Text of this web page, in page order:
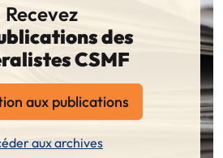
Recevez
des
CSMF
aux publications
aux archives